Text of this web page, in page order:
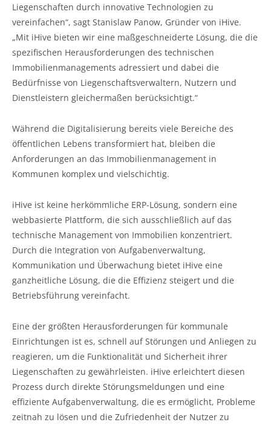
Liegenschaften durch innovative Technologien zu
vereinfachen“, sagt Stanislaw Panow, Gründer von iHive.
„Mit iHive bieten wir eine maßgeschneiderte Lösung, die die
spezifischen Herausforderungen des technischen
Immobilienmanagements adressiert und dabei die
Bedürfnisse von Liegenschaftsverwaltern, Nutzern und
Dienstleistern gleichermaßen berücksichtigt.“
Während die Digitalisierung bereits viele Bereiche des
öffentlichen Lebens transformiert hat, bleiben die
Anforderungen an das Immobilienmanagement in
Kommunen komplex und vielschichtig.
iHive ist keine herkömmliche ERP-Lösung, sondern eine
webbasierte Plattform, die sich ausschließlich auf das
technische Management von Immobilien konzentriert.
Durch die Integration von Aufgabenverwaltung,
Kommunikation und Überwachung bietet iHive eine
ganzheitliche Lösung, die die Effizienz steigert und die
Betriebsführung vereinfacht.
Eine der größten Herausforderungen für kommunale
Einrichtungen ist es, schnell auf Störungen und Anliegen zu
reagieren, um die Funktionalität und Sicherheit ihrer
Liegenschaften zu gewährleisten. iHive erleichtert diesen
Prozess durch direkte Störungsmeldungen und eine
effiziente Aufgabenverwaltung, die es ermöglicht, Probleme
zeitnah zu lösen und die Zufriedenheit der Nutzer zu